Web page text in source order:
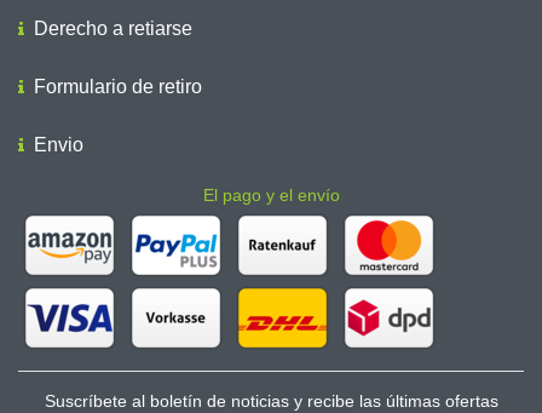
Derecho a retiarse
Formulario de retiro
Envio
El pago y el envío
Suscríbete al boletín de noticias y recibe las últimas ofertas